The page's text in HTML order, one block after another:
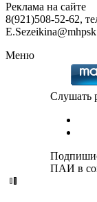
Реклама на сайте
8(921)508-52-62,
Меню
Слушать
ПАИ в